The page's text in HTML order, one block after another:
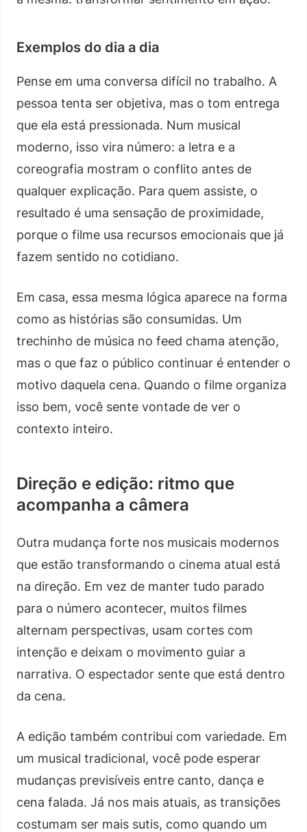
Exemplos do dia a dia
Pense em uma conversa difícil no trabalho. A
pessoa tenta ser objetiva, mas o tom entrega
que ela está pressionada. Num musical
moderno, isso vira número: a letra e a
coreografia mostram o conflito antes de
qualquer explicação. Para quem assiste, o
resultado é uma sensação de proximidade,
porque o filme usa recursos emocionais que já
fazem sentido no cotidiano.
Em casa, essa mesma lógica aparece na forma
como as histórias são consumidas. Um
trechinho de música no feed chama atenção,
mas o que faz o público continuar é entender o
motivo daquela cena. Quando o filme organiza
isso bem, você sente vontade de ver o
contexto inteiro.
Direção e edição: ritmo que
acompanha a câmera
Outra mudança forte nos musicais modernos
que estão transformando o cinema atual está
na direção. Em vez de manter tudo parado
para o número acontecer, muitos filmes
alternam perspectivas, usam cortes com
intenção e deixam o movimento guiar a
narrativa. O espectador sente que está dentro
da cena.
A edição também contribui com variedade. Em
um musical tradicional, você pode esperar
mudanças previsíveis entre canto, dança e
cena falada. Já nos mais atuais, as transições
costumam ser mais sutis, como quando um